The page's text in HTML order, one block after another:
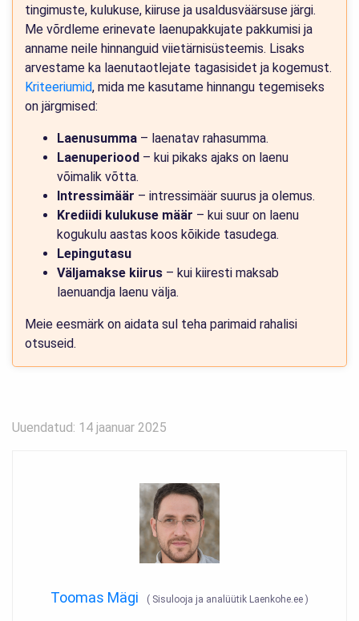
tingimuste, kulukuse, kiiruse ja usaldusväärsuse järgi.
Me võrdleme erinevate laenupakkujate pakkumisi ja
anname neile hinnanguid viietärnisüsteemis. Lisaks
arvestame ka laenutaotlejate tagasisidet ja kogemust.
Kriteeriumid, mida me kasutame hinnangu tegemiseks
on järgmised:
Laenusumma – laenatav rahasumma.
Laenuperiood – kui pikaks ajaks on laenu
võimalik võtta.
Intressimäär – intressimäär suurus ja olemus.
Krediidi kulukuse määr – kui suur on laenu
kogukulu aastas koos kõikide tasudega.
Lepingutasu
Väljamakse kiirus – kui kiiresti maksab
laenuandja laenu välja.
Meie eesmärk on aidata sul teha parimaid rahalisi
otsuseid.
Uuendatud: 14 jaanuar 2025
Toomas Mägi ( Sisulooja ja analüütik Laenkohe.ee )